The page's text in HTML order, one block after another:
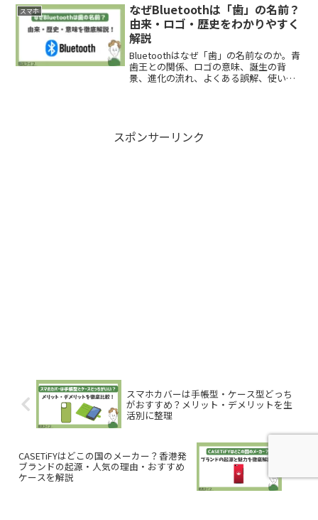
スマホ
なぜBluetoothは「歯」の名前？
由来・ロゴ・歴史をわかりやすく
解説
Bluetoothはなぜ「歯」の名前なのか。青
歯王との関係、ロゴの意味、誕生の背
景、進化の流れ、よくある誤解、使い方
スポンサーリンク
スマホカバーは手帳型・ケース型どっち
がおすすめ？メリット・デメリットを生
活別に整理
CASETiFYはどこの国のメーカー？香港発
ブランドの起源・人気の理由・おすすめ
ケースを解説